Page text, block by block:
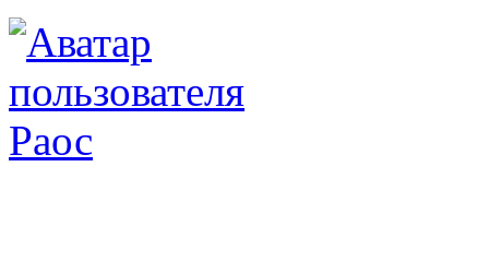
Раос